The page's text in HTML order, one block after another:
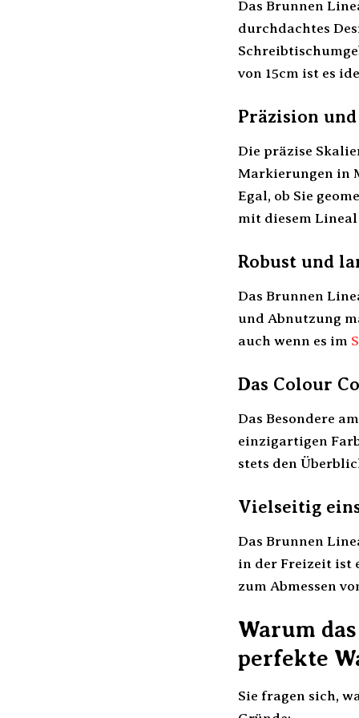
Das Brunnen
durchdachtes
von 15cm ist es
Präzision
Die präzise
Markierungen in
Egal, ob Sie
mit diesem
Robust und
Das Brunnen
und Abnutzung
auch wenn es im
Das Colour
Das Besondere
einzigartigen
stets den
Vielseitig
Das Brunnen
in der Freizeit ist
zum Abmessen
Warum
perfekte
Sie fragen sich,